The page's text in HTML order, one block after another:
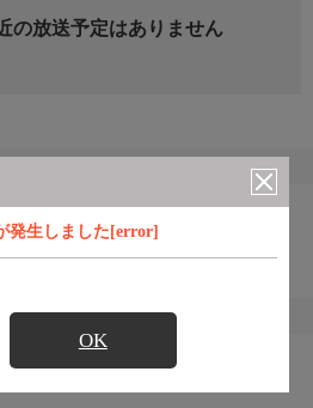
発生しました[error]
OK
の放送予定はありません
番組